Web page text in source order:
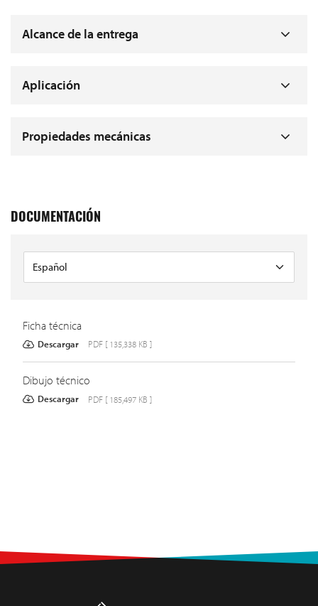
Alcance de la entrega
Aplicación
Propiedades mecánicas
DOCUMENTACIÓN
Ficha técnica
Descargar PDF [ 135,338 KB ]
Dibujo técnico
Descargar PDF [ 185,497 KB ]